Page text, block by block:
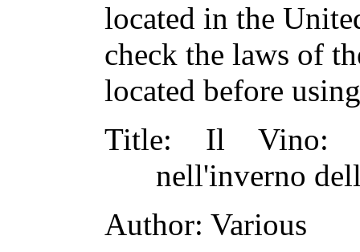
located in the
check the laws of
located before
Title: Il Vino:
nell'inverno
Author: Various